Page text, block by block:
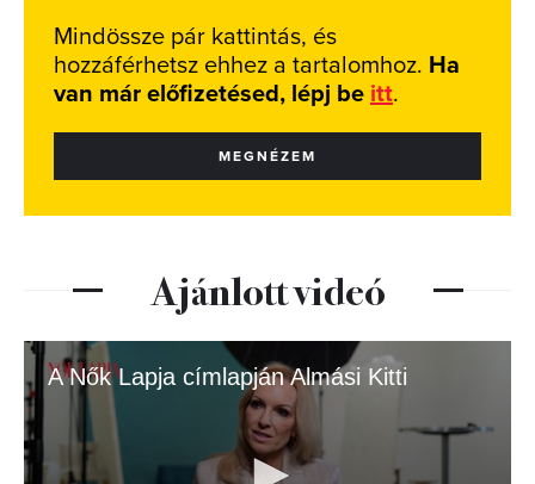
Mindössze pár kattintás, és
hozzáférhetsz ehhez a tartalomhoz. Ha
van már előfizetésed, lépj be itt.
MEGNÉZEM
Ajánlott videó
A Nők Lapja címlapján Almási Kitti